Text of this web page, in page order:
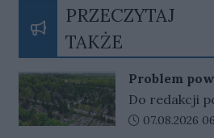
PRZECZYTAJ
TAKŻE
Problem
tracą
Do redakcji
sygnały od
Data dodania
07.08.2026